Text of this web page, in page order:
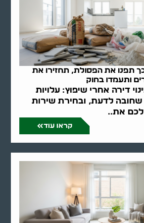
תפנו את הפסולת, תחזירו את
ותעמדו בחוק
דירה אחרי שיפוץ: עלויות
שחובה לדעת, ובחירת שירות
לכם את..
קראו עוד